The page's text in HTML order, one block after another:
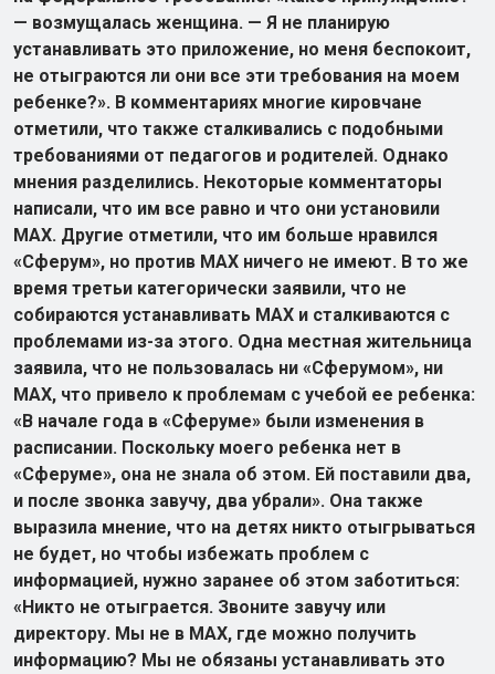
— возмущалась женщина. — Я не планирую
устанавливать это приложение, но меня беспокоит,
не отыграются ли они все эти требования на моем
ребенке?». В комментариях многие кировчане
отметили, что также сталкивались с подобными
требованиями от педагогов и родителей. Однако
мнения разделились. Некоторые комментаторы
написали, что им все равно и что они установили
МАХ. Другие отметили, что им больше нравился
«Сферум», но против МАХ ничего не имеют. В то же
время третьи категорически заявили, что не
собираются устанавливать МАХ и сталкиваются с
проблемами из-за этого. Одна местная жительница
заявила, что не пользовалась ни «Сферумом», ни
МАХ, что привело к проблемам с учебой ее ребенка:
«В начале года в «Сферуме» были изменения в
расписании. Поскольку моего ребенка нет в
«Сферуме», она не знала об этом. Ей поставили два,
и после звонка завучу, два убрали». Она также
выразила мнение, что на детях никто отыгрываться
не будет, но чтобы избежать проблем с
информацией, нужно заранее об этом заботиться:
«Никто не отыграется. Звоните завучу или
директору. Мы не в МАХ, где можно получить
информацию? Мы не обязаны устанавливать это